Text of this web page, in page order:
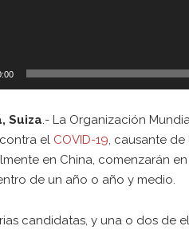
Suiza.- La Organización
el COVID-19, causante
en China, comenzarán
de un año o año y medio.
candidatas, y una o dos de